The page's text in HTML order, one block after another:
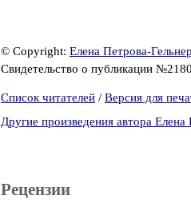
© Copyright: Елена Петрова-Гельнер
Свидетельство о публикации
Список читателей / Версия для
Другие произведения автора Елена
Рецензии